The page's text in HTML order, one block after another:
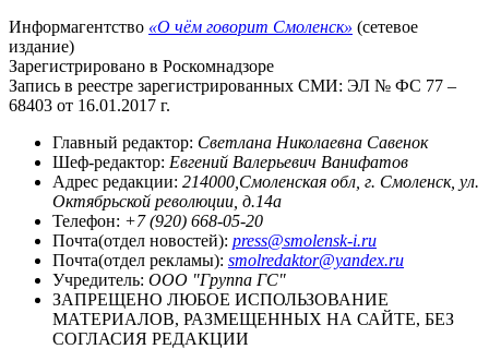
Информагентство «О чём говорит Смоленск» (сетевое
издание)
Зарегистрировано в Роскомнадзоре
Запись в реестре зарегистрированных СМИ: ЭЛ № ФС 77 –
68403 от 16.01.2017 г.
Главный редактор: Светлана Николаевна Савенок
Шеф-редактор: Евгений Валерьевич Ванифатов
Адрес редакции: 214000,Смоленская обл, г. Смоленск, ул.
Октябрьской революции, д.14а
Телефон: +7 (920) 668-05-20
Почта(отдел новостей): press@smolensk-i.ru
Почта(отдел рекламы): smolredaktor@yandex.ru
Учредитель: ООО "Группа ГС"
ЗАПРЕЩЕНО ЛЮБОЕ ИСПОЛЬЗОВАНИЕ
МАТЕРИАЛОВ, РАЗМЕЩЕННЫХ НА САЙТЕ, БЕЗ
СОГЛАСИЯ РЕДАКЦИИ